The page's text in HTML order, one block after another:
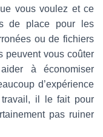
vous voulez et ce
de place pour les
ou de fichiers
peuvent vous coûter
à économiser
d’expérience
travail, il le fait pour
pas ruiner